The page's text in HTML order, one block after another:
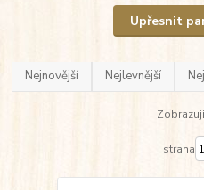
Upřesnit
Nejnovější Nejlevnější
strana